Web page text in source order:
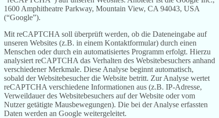
1600 Amphitheatre Parkway, Mountain View, CA 94043, USA
(“Google”).
Mit reCAPTCHA soll überprüft werden, ob die Dateneingabe auf
unseren Websites (z.B. in einem Kontaktformular) durch einen
Menschen oder durch ein automatisiertes Programm erfolgt. Hierzu
analysiert reCAPTCHA das Verhalten des Websitebesuchers anhand
verschiedener Merkmale. Diese Analyse beginnt automatisch,
sobald der Websitebesucher die Website betritt. Zur Analyse wertet
reCAPTCHA verschiedene Informationen aus (z.B. IP-Adresse,
Verweildauer des Websitebesuchers auf der Website oder vom
Nutzer getätigte Mausbewegungen). Die bei der Analyse erfassten
Daten werden an Google weitergeleitet.